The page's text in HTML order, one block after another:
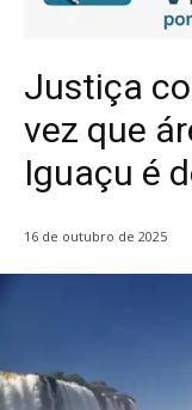
Justiça
vez que
Iguaçu é
16 de outubro de 2025